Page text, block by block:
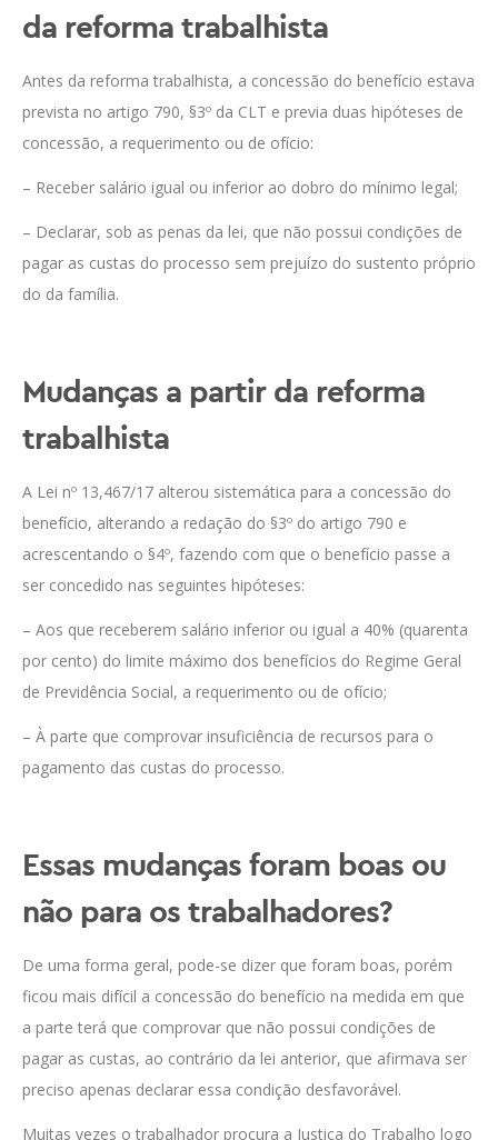
da reforma trabalhista
Antes da reforma trabalhista, a concessão do benefício estava
prevista no artigo 790, §3º da CLT e previa duas hipóteses de
concessão, a requerimento ou de ofício:
– Receber salário igual ou inferior ao dobro do mínimo legal;
– Declarar, sob as penas da lei, que não possui condições de
pagar as custas do processo sem prejuízo do sustento próprio
do da família.
Mudanças a partir da reforma
trabalhista
A Lei nº 13,467/17 alterou sistemática para a concessão do
benefício, alterando a redação do §3º do artigo 790 e
acrescentando o §4º, fazendo com que o benefício passe a
ser concedido nas seguintes hipóteses:
– Aos que receberem salário inferior ou igual a 40% (quarenta
por cento) do limite máximo dos benefícios do Regime Geral
de Previdência Social, a requerimento ou de ofício;
– À parte que comprovar insuficiência de recursos para o
pagamento das custas do processo.
Essas mudanças foram boas ou
não para os trabalhadores?
De uma forma geral, pode-se dizer que foram boas, porém
ficou mais difícil a concessão do benefício na medida em que
a parte terá que comprovar que não possui condições de
pagar as custas, ao contrário da lei anterior, que afirmava ser
preciso apenas declarar essa condição desfavorável.
Muitas vezes o trabalhador procura a Justiça do Trabalho logo